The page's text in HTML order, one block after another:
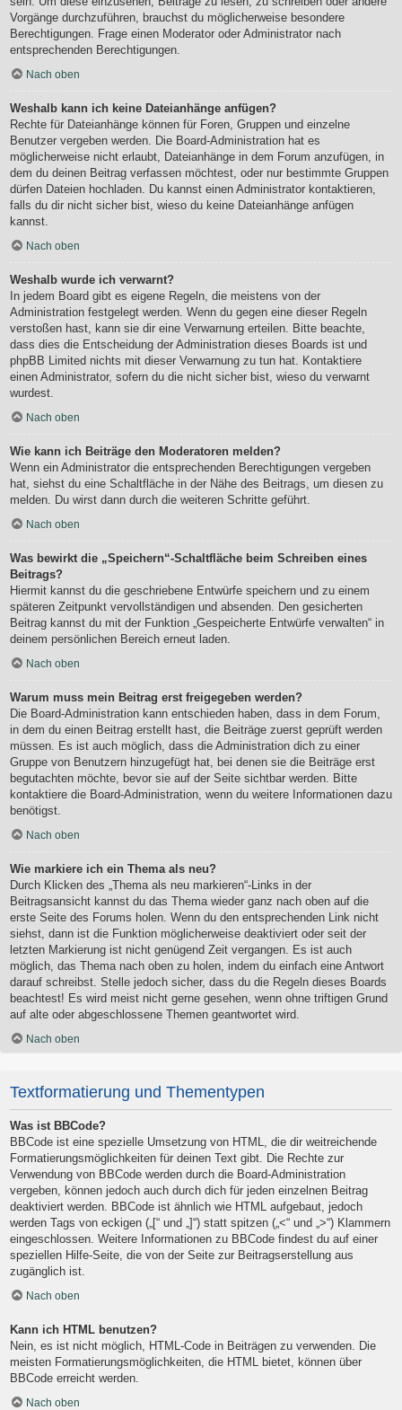
Vorgänge durchzuführen, brauchst du möglicherweise besondere
Berechtigungen. Frage einen Moderator oder Administrator nach
entsprechenden Berechtigungen.
Nach oben
Weshalb kann ich keine Dateianhänge anfügen?
Rechte für Dateianhänge können für Foren, Gruppen und einzelne
Benutzer vergeben werden. Die Board-Administration hat es
möglicherweise nicht erlaubt, Dateianhänge in dem Forum anzufügen, in
dem du deinen Beitrag verfassen möchtest, oder nur bestimmte Gruppen
dürfen Dateien hochladen. Du kannst einen Administrator kontaktieren,
falls du dir nicht sicher bist, wieso du keine Dateianhänge anfügen
kannst.
Nach oben
Weshalb wurde ich verwarnt?
In jedem Board gibt es eigene Regeln, die meistens von der
Administration festgelegt werden. Wenn du gegen eine dieser Regeln
verstoßen hast, kann sie dir eine Verwarnung erteilen. Bitte beachte,
dass dies die Entscheidung der Administration dieses Boards ist und
phpBB Limited nichts mit dieser Verwarnung zu tun hat. Kontaktiere
einen Administrator, sofern du die nicht sicher bist, wieso du verwarnt
wurdest.
Nach oben
Wie kann ich Beiträge den Moderatoren melden?
Wenn ein Administrator die entsprechenden Berechtigungen vergeben
hat, siehst du eine Schaltfläche in der Nähe des Beitrags, um diesen zu
melden. Du wirst dann durch die weiteren Schritte geführt.
Nach oben
Was bewirkt die „Speichern“-Schaltfläche beim Schreiben eines
Beitrags?
Hiermit kannst du die geschriebene Entwürfe speichern und zu einem
späteren Zeitpunkt vervollständigen und absenden. Den gesicherten
Beitrag kannst du mit der Funktion „Gespeicherte Entwürfe verwalten“ in
deinem persönlichen Bereich erneut laden.
Nach oben
Warum muss mein Beitrag erst freigegeben werden?
Die Board-Administration kann entschieden haben, dass in dem Forum,
in dem du einen Beitrag erstellt hast, die Beiträge zuerst geprüft werden
müssen. Es ist auch möglich, dass die Administration dich zu einer
Gruppe von Benutzern hinzugefügt hat, bei denen sie die Beiträge erst
begutachten möchte, bevor sie auf der Seite sichtbar werden. Bitte
kontaktiere die Board-Administration, wenn du weitere Informationen dazu
benötigst.
Nach oben
Wie markiere ich ein Thema als neu?
Durch Klicken des „Thema als neu markieren“-Links in der
Beitragsansicht kannst du das Thema wieder ganz nach oben auf die
erste Seite des Forums holen. Wenn du den entsprechenden Link nicht
siehst, dann ist die Funktion möglicherweise deaktiviert oder seit der
letzten Markierung ist nicht genügend Zeit vergangen. Es ist auch
möglich, das Thema nach oben zu holen, indem du einfach eine Antwort
darauf schreibst. Stelle jedoch sicher, dass du die Regeln dieses Boards
beachtest! Es wird meist nicht gerne gesehen, wenn ohne triftigen Grund
auf alte oder abgeschlossene Themen geantwortet wird.
Nach oben
Textformatierung und Thementypen
Was ist BBCode?
BBCode ist eine spezielle Umsetzung von HTML, die dir weitreichende
Formatierungsmöglichkeiten für deinen Text gibt. Die Rechte zur
Verwendung von BBCode werden durch die Board-Administration
vergeben, können jedoch auch durch dich für jeden einzelnen Beitrag
deaktiviert werden. BBCode ist ähnlich wie HTML aufgebaut, jedoch
werden Tags von eckigen („[“ und „]“) statt spitzen („<“ und „>“) Klammern
eingeschlossen. Weitere Informationen zu BBCode findest du auf einer
speziellen Hilfe-Seite, die von der Seite zur Beitragserstellung aus
zugänglich ist.
Nach oben
Kann ich HTML benutzen?
Nein, es ist nicht möglich, HTML-Code in Beiträgen zu verwenden. Die
meisten Formatierungsmöglichkeiten, die HTML bietet, können über
BBCode erreicht werden.
Nach oben